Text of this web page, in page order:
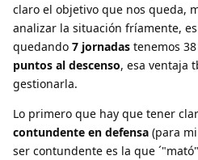
claro el objetivo que nos queda,
analizar la situación fríamente,
quedando 7 jornadas tenemos
puntos al descenso, esa ventaja
gestionarla.
Lo primero que hay que tener
contundente en defensa (para
ser contundente es la que